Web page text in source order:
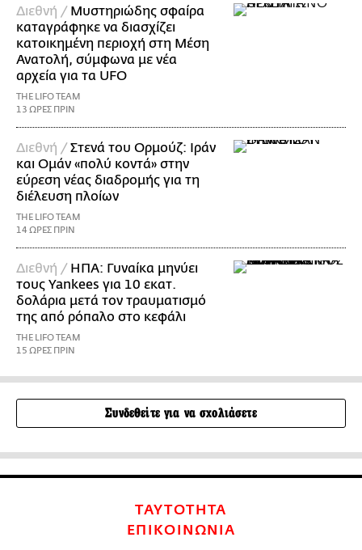
Διεθνή / Μυστηριώδης σφαίρα
καταγράφηκε να διασχίζει
κατοικημένη περιοχή στη Μέση
Ανατολή, σύμφωνα με νέα
αρχεία για τα UFO
THE LIFO TEAM
13 ΩΡΕΣ ΠΡΙΝ
Διεθνή /Στενά του Ορμούζ: Ιράν
και Ομάν «πολύ κοντά» στην
εύρεση νέας διαδρομής για τη
διέλευση πλοίων
THE LIFO TEAM
14 ΩΡΕΣ ΠΡΙΝ
Διεθνή / ΗΠΑ: Γυναίκα μηνύει
τους Yankees για 10 εκατ.
δολάρια μετά τον τραυματισμό
της από ρόπαλο στο κεφάλι
THE LIFO TEAM
15 ΩΡΕΣ ΠΡΙΝ
Συνδεθείτε για να σχολιάσετε
ΤΑΥΤΟΤΗΤΑ
ΕΠΙΚΟΙΝΩΝΙΑ